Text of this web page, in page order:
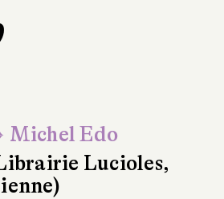
Michel Edo
Lucioles,